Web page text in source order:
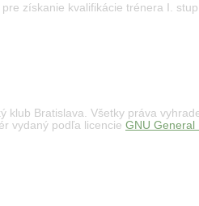
získanie kvalifikácie trénera I.
klub Bratislava. Všetky práva
vydaný podľa licencie GNU General